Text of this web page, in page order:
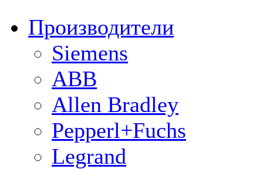
Производители
Siemens
ABB
Allen Bradley
Pepperl+Fuchs
Legrand